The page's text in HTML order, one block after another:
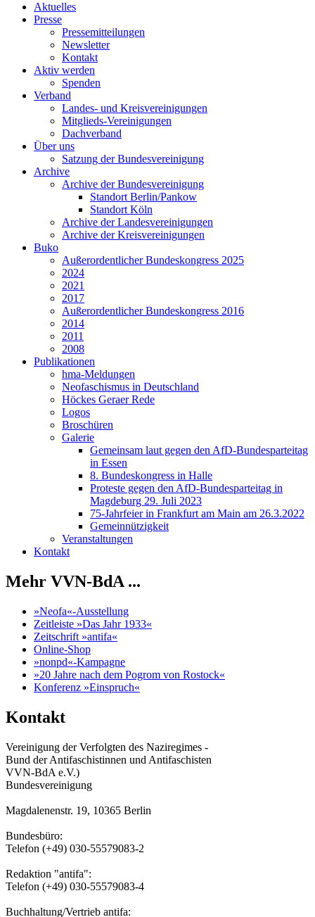
Aktuelles
Presse
Pressemitteilungen
Newsletter
Kontakt
Aktiv werden
Spenden
Verband
Landes- und Kreisvereinigungen
Mitglieds-Vereinigungen
Dachverband
Über uns
Satzung der Bundesvereinigung
Archive
Archive der Bundesvereinigung
Standort Berlin/Pankow
Standort Köln
Archive der Landesvereinigungen
Archive der Kreisvereinigungen
Buko
Außerordentlicher Bundeskongress 2025
2024
2021
2017
Außerordentlicher Bundeskongress 2016
2014
2011
2008
Publikationen
hma-Meldungen
Neofaschismus in Deutschland
Höckes Geraer Rede
Logos
Broschüren
Galerie
Gemeinsam laut gegen den AfD-Bundesparteitag
in Essen
8. Bundeskongress in Halle
Proteste gegen den AfD-Bundesparteitag in
Magdeburg 29. Juli 2023
75-Jahrfeier in Frankfurt am Main am 26.3.2022
Gemeinnützigkeit
Veranstaltungen
Kontakt
Mehr VVN-BdA ...
»Neofa«-Ausstellung
Zeitleiste »Das Jahr 1933«
Zeitschrift »antifa«
Online-Shop
»nonpd«-Kampagne
»20 Jahre nach dem Pogrom von Rostock«
Konferenz »Einspruch«
Kontakt
Vereinigung der Verfolgten des Naziregimes -
Bund der Antifaschistinnen und Antifaschisten
VVN-BdA e.V.)
Bundesvereinigung
Magdalenenstr. 19, 10365 Berlin
Bundesbüro:
Telefon (+49) 030-55579083-2
Redaktion "antifa":
Telefon (+49) 030-55579083-4
Buchhaltung/Vertrieb antifa: